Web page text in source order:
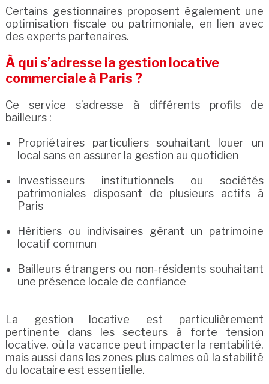
Certains gestionnaires proposent également une
optimisation fiscale ou patrimoniale, en lien avec
des experts partenaires.
À qui s’adresse la gestion locative
commerciale à Paris ?
Ce service s’adresse à différents profils de
bailleurs :
Propriétaires particuliers souhaitant louer un
local sans en assurer la gestion au quotidien
Investisseurs institutionnels ou sociétés
patrimoniales disposant de plusieurs actifs à
Paris
Héritiers ou indivisaires gérant un patrimoine
locatif commun
Bailleurs étrangers ou non-résidents souhaitant
une présence locale de confiance
La gestion locative est particulièrement
pertinente dans les secteurs à forte tension
locative, où la vacance peut impacter la rentabilité,
mais aussi dans les zones plus calmes où la stabilité
du locataire est essentielle.